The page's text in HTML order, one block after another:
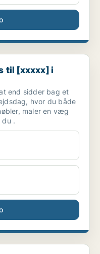
i Odense
til [xxxxx] i
end sidder bag et
hvor du både
maler en væg
du .
på Vestfyn